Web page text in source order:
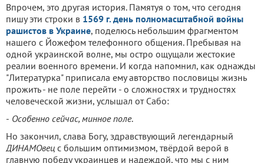
Впрочем, это другая история. Памятуя о том, что сегодня
пишу эти строки в 1569 г. день полномасштабной войны
рашистов в Украине, поделюсь небольшим фрагментом
нашего с Йожефом телефонного общения. Пребывая на
одной украинской волне, мы остро ощущали жестокие
реалии военного времени. И когда напомнил, как однажды
"Литературка" приписала ему авторство пословицы жизнь
прожить - не поле перейти - о сложностях и трудностях
человеческой жизни, услышал от Сабо:
- Особенно сейчас, минное поле.
Но закончил, слава Богу, здравствующий легендарный
ДИНАМОвец с большим оптимизмом, твёрдой верой в
главную победу украинцев и надеждой, что мы с ним